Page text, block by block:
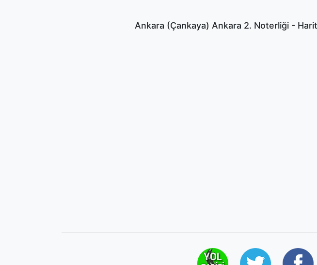
Ankara (Çankaya) Ankara 2. Noterliği -